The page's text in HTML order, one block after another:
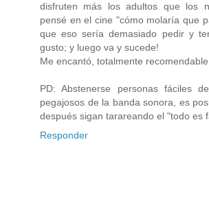
disfruten más los adultos que los
pensé en el cine "cómo molaría que
que eso sería demasiado pedir y
gusto; y luego va y sucede!
Me encantó, totalmente
PD: Abstenerse personas fáciles
pegajosos de la banda sonora, es
después sigan tarareando el "todo es
Responder